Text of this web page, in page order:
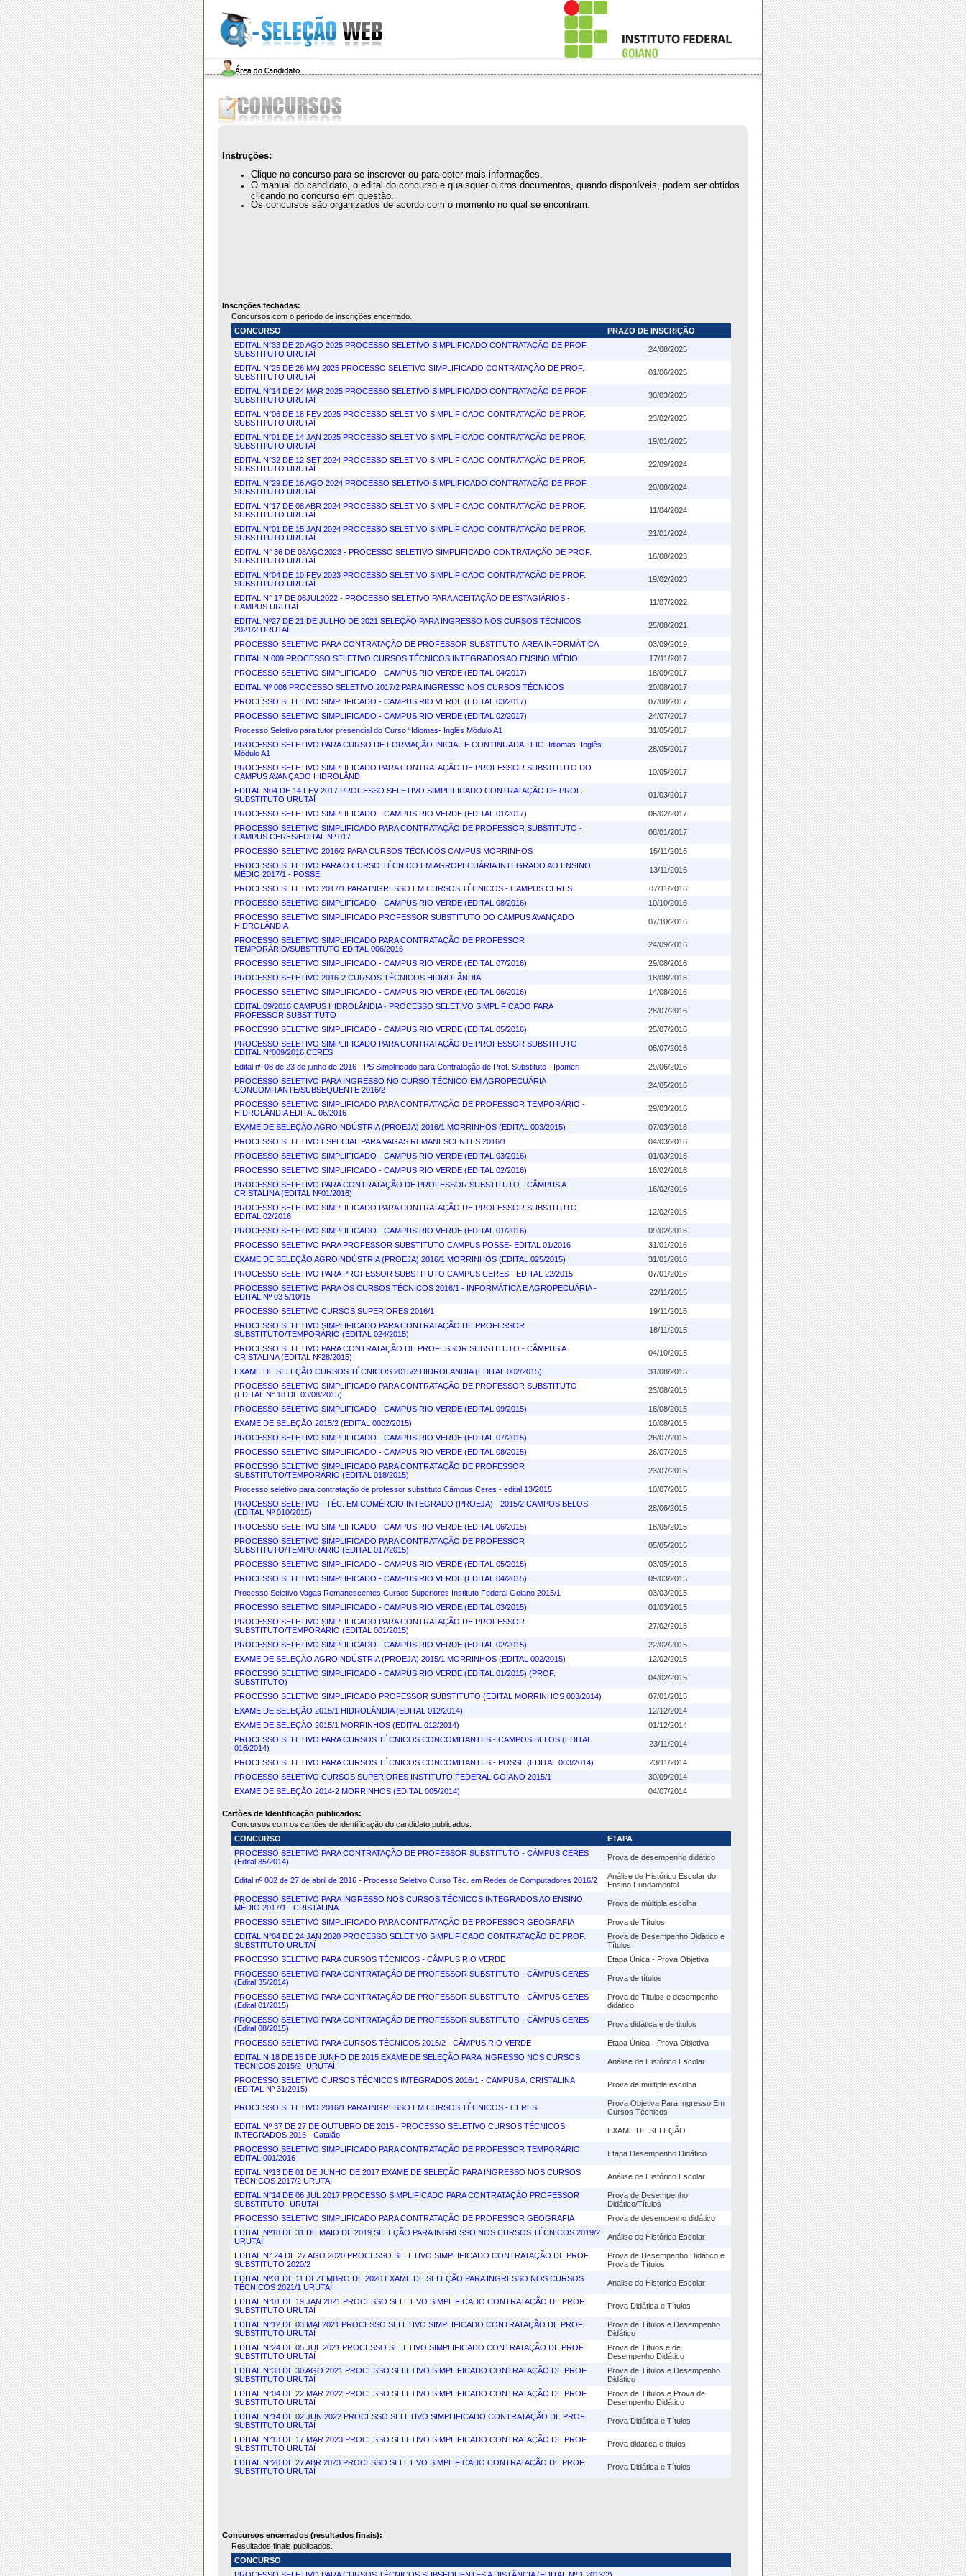
Instruções:
Clique no concurso para se inscrever ou para obter mais informações.
O manual do candidato, o edital do concurso e quaisquer outros documentos, quando disponíveis, podem ser obtidos
clicando no concurso em questão.
Os concursos são organizados de acordo com o momento no qual se encontram.
Inscrições fechadas:
Concursos com o período de inscrições encerrado.
CONCURSO
PRAZO DE INSCRIÇÃO
EDITAL N°33 DE 20 AGO 2025 PROCESSO SELETIVO SIMPLIFICADO CONTRATAÇÃO DE PROF.
SUBSTITUTO URUTAÍ
24/08/2025
EDITAL N°25 DE 26 MAI 2025 PROCESSO SELETIVO SIMPLIFICADO CONTRATAÇÃO DE PROF.
SUBSTITUTO URUTAÍ
01/06/2025
EDITAL N°14 DE 24 MAR 2025 PROCESSO SELETIVO SIMPLIFICADO CONTRATAÇÃO DE PROF.
SUBSTITUTO URUTAÍ
30/03/2025
EDITAL N°06 DE 18 FEV 2025 PROCESSO SELETIVO SIMPLIFICADO CONTRATAÇÃO DE PROF.
SUBSTITUTO URUTAÍ
23/02/2025
EDITAL N°01 DE 14 JAN 2025 PROCESSO SELETIVO SIMPLIFICADO CONTRATAÇÃO DE PROF.
SUBSTITUTO URUTAÍ
19/01/2025
EDITAL N°32 DE 12 SET 2024 PROCESSO SELETIVO SIMPLIFICADO CONTRATAÇÃO DE PROF.
SUBSTITUTO URUTAÍ
22/09/2024
EDITAL N°29 DE 16 AGO 2024 PROCESSO SELETIVO SIMPLIFICADO CONTRATAÇÃO DE PROF.
SUBSTITUTO URUTAÍ
20/08/2024
EDITAL N°17 DE 08 ABR 2024 PROCESSO SELETIVO SIMPLIFICADO CONTRATAÇÃO DE PROF.
SUBSTITUTO URUTAÍ
11/04/2024
EDITAL N°01 DE 15 JAN 2024 PROCESSO SELETIVO SIMPLIFICADO CONTRATAÇÃO DE PROF.
SUBSTITUTO URUTAÍ
21/01/2024
EDITAL N° 36 DE 08AGO2023 - PROCESSO SELETIVO SIMPLIFICADO CONTRATAÇÃO DE PROF.
SUBSTITUTO URUTAÍ
16/08/2023
EDITAL N°04 DE 10 FEV 2023 PROCESSO SELETIVO SIMPLIFICADO CONTRATAÇÃO DE PROF.
SUBSTITUTO URUTAÍ
19/02/2023
EDITAL N° 17 DE 06JUL2022 - PROCESSO SELETIVO PARA ACEITAÇÃO DE ESTAGIÁRIOS -
CAMPUS URUTAÍ
11/07/2022
EDITAL Nº27 DE 21 DE JULHO DE 2021 SELEÇÃO PARA INGRESSO NOS CURSOS TÉCNICOS
2021/2 URUTAÍ
25/08/2021
PROCESSO SELETIVO PARA CONTRATAÇÃO DE PROFESSOR SUBSTITUTO ÁREA INFORMÁTICA
03/09/2019
EDITAL N 009 PROCESSO SELETIVO CURSOS TÉCNICOS INTEGRADOS AO ENSINO MÉDIO
17/11/2017
PROCESSO SELETIVO SIMPLIFICADO - CAMPUS RIO VERDE (EDITAL 04/2017)
18/09/2017
EDITAL Nº 006 PROCESSO SELETIVO 2017/2 PARA INGRESSO NOS CURSOS TÉCNICOS
20/08/2017
PROCESSO SELETIVO SIMPLIFICADO - CAMPUS RIO VERDE (EDITAL 03/2017)
07/08/2017
PROCESSO SELETIVO SIMPLIFICADO - CAMPUS RIO VERDE (EDITAL 02/2017)
24/07/2017
Processo Seletivo para tutor presencial do Curso “Idiomas- Inglês Módulo A1
31/05/2017
PROCESSO SELETIVO PARA CURSO DE FORMAÇÃO INICIAL E CONTINUADA - FIC -Idiomas- Inglês
Módulo A1
28/05/2017
PROCESSO SELETIVO SIMPLIFICADO PARA CONTRATAÇÃO DE PROFESSOR SUBSTITUTO DO
CAMPUS AVANÇADO HIDROLÂND
10/05/2017
EDITAL N04 DE 14 FEV 2017 PROCESSO SELETIVO SIMPLIFICADO CONTRATAÇÃO DE PROF.
SUBSTITUTO URUTAÍ
01/03/2017
PROCESSO SELETIVO SIMPLIFICADO - CAMPUS RIO VERDE (EDITAL 01/2017)
06/02/2017
PROCESSO SELETIVO SIMPLIFICADO PARA CONTRATAÇÃO DE PROFESSOR SUBSTITUTO -
CAMPUS CERES/EDITAL Nº 017
08/01/2017
PROCESSO SELETIVO 2016/2 PARA CURSOS TÉCNICOS CAMPUS MORRINHOS
15/11/2016
PROCESSO SELETIVO PARA O CURSO TÉCNICO EM AGROPECUÁRIA INTEGRADO AO ENSINO
MÉDIO 2017/1 - POSSE
13/11/2016
PROCESSO SELETIVO 2017/1 PARA INGRESSO EM CURSOS TÉCNICOS - CAMPUS CERES
07/11/2016
PROCESSO SELETIVO SIMPLIFICADO - CAMPUS RIO VERDE (EDITAL 08/2016)
10/10/2016
PROCESSO SELETIVO SIMPLIFICADO PROFESSOR SUBSTITUTO DO CAMPUS AVANÇADO
HIDROLÂNDIA
07/10/2016
PROCESSO SELETIVO SIMPLIFICADO PARA CONTRATAÇÃO DE PROFESSOR
TEMPORÁRIO/SUBSTITUTO EDITAL 006/2016
24/09/2016
PROCESSO SELETIVO SIMPLIFICADO - CAMPUS RIO VERDE (EDITAL 07/2016)
29/08/2016
PROCESSO SELETIVO 2016-2 CURSOS TÉCNICOS HIDROLÂNDIA
18/08/2016
PROCESSO SELETIVO SIMPLIFICADO - CAMPUS RIO VERDE (EDITAL 06/2016)
14/08/2016
EDITAL 09/2016 CAMPUS HIDROLÂNDIA - PROCESSO SELETIVO SIMPLIFICADO PARA
PROFESSOR SUBSTITUTO
28/07/2016
PROCESSO SELETIVO SIMPLIFICADO - CAMPUS RIO VERDE (EDITAL 05/2016)
25/07/2016
PROCESSO SELETIVO SIMPLIFICADO PARA CONTRATAÇÃO DE PROFESSOR SUBSTITUTO
EDITAL N°009/2016 CERES
05/07/2016
Edital nº 08 de 23 de junho de 2016 - PS Simplificado para Contratação de Prof. Substituto - Ipameri
29/06/2016
PROCESSO SELETIVO PARA INGRESSO NO CURSO TÉCNICO EM AGROPECUÁRIA
CONCOMITANTE/SUBSEQUENTE 2016/2
24/05/2016
PROCESSO SELETIVO SIMPLIFICADO PARA CONTRATAÇÃO DE PROFESSOR TEMPORÁRIO -
HIDROLÂNDIA EDITAL 06/2016
29/03/2016
EXAME DE SELEÇÃO AGROINDÚSTRIA (PROEJA) 2016/1 MORRINHOS (EDITAL 003/2015)
07/03/2016
PROCESSO SELETIVO ESPECIAL PARA VAGAS REMANESCENTES 2016/1
04/03/2016
PROCESSO SELETIVO SIMPLIFICADO - CAMPUS RIO VERDE (EDITAL 03/2016)
01/03/2016
PROCESSO SELETIVO SIMPLIFICADO - CAMPUS RIO VERDE (EDITAL 02/2016)
16/02/2016
PROCESSO SELETIVO PARA CONTRATAÇÃO DE PROFESSOR SUBSTITUTO - CÂMPUS A.
CRISTALINA (EDITAL Nº01/2016)
16/02/2016
PROCESSO SELETIVO SIMPLIFICADO PARA CONTRATAÇÃO DE PROFESSOR SUBSTITUTO
EDITAL 02/2016
12/02/2016
PROCESSO SELETIVO SIMPLIFICADO - CAMPUS RIO VERDE (EDITAL 01/2016)
09/02/2016
PROCESSO SELETIVO PARA PROFESSOR SUBSTITUTO CAMPUS POSSE- EDITAL 01/2016
31/01/2016
EXAME DE SELEÇÃO AGROINDÚSTRIA (PROEJA) 2016/1 MORRINHOS (EDITAL 025/2015)
31/01/2016
PROCESSO SELETIVO PARA PROFESSOR SUBSTITUTO CAMPUS CERES - EDITAL 22/2015
07/01/2016
PROCESSO SELETIVO PARA OS CURSOS TÉCNICOS 2016/1 - INFORMÁTICA E AGROPECUÁRIA -
EDITAL Nº 03 5/10/15
22/11/2015
PROCESSO SELETIVO CURSOS SUPERIORES 2016/1
19/11/2015
PROCESSO SELETIVO SIMPLIFICADO PARA CONTRATAÇÃO DE PROFESSOR
SUBSTITUTO/TEMPORÁRIO (EDITAL 024/2015)
18/11/2015
PROCESSO SELETIVO PARA CONTRATAÇÃO DE PROFESSOR SUBSTITUTO - CÂMPUS A.
CRISTALINA (EDITAL Nº28/2015)
04/10/2015
EXAME DE SELEÇÃO CURSOS TÉCNICOS 2015/2 HIDROLANDIA (EDITAL 002/2015)
31/08/2015
PROCESSO SELETIVO SIMPLIFICADO PARA CONTRATAÇÃO DE PROFESSOR SUBSTITUTO
(EDITAL N° 18 DE 03/08/2015)
23/08/2015
PROCESSO SELETIVO SIMPLIFICADO - CAMPUS RIO VERDE (EDITAL 09/2015)
16/08/2015
EXAME DE SELEÇÃO 2015/2 (EDITAL 0002/2015)
10/08/2015
PROCESSO SELETIVO SIMPLIFICADO - CAMPUS RIO VERDE (EDITAL 07/2015)
26/07/2015
PROCESSO SELETIVO SIMPLIFICADO - CAMPUS RIO VERDE (EDITAL 08/2015)
26/07/2015
PROCESSO SELETIVO SIMPLIFICADO PARA CONTRATAÇÃO DE PROFESSOR
SUBSTITUTO/TEMPORÁRIO (EDITAL 018/2015)
23/07/2015
Processo seletivo para contratação de professor substituto Câmpus Ceres - edital 13/2015
10/07/2015
PROCESSO SELETIVO - TÉC. EM COMÉRCIO INTEGRADO (PROEJA) - 2015/2 CAMPOS BELOS
(EDITAL Nº 010/2015)
28/06/2015
PROCESSO SELETIVO SIMPLIFICADO - CAMPUS RIO VERDE (EDITAL 06/2015)
18/05/2015
PROCESSO SELETIVO SIMPLIFICADO PARA CONTRATAÇÃO DE PROFESSOR
SUBSTITUTO/TEMPORÁRIO (EDITAL 017/2015)
05/05/2015
PROCESSO SELETIVO SIMPLIFICADO - CAMPUS RIO VERDE (EDITAL 05/2015)
03/05/2015
PROCESSO SELETIVO SIMPLIFICADO - CAMPUS RIO VERDE (EDITAL 04/2015)
09/03/2015
Processo Seletivo Vagas Remanescentes Cursos Superiores Instituto Federal Goiano 2015/1
03/03/2015
PROCESSO SELETIVO SIMPLIFICADO - CAMPUS RIO VERDE (EDITAL 03/2015)
01/03/2015
PROCESSO SELETIVO SIMPLIFICADO PARA CONTRATAÇÃO DE PROFESSOR
SUBSTITUTO/TEMPORÁRIO (EDITAL 001/2015)
27/02/2015
PROCESSO SELETIVO SIMPLIFICADO - CAMPUS RIO VERDE (EDITAL 02/2015)
22/02/2015
EXAME DE SELEÇÃO AGROINDÚSTRIA (PROEJA) 2015/1 MORRINHOS (EDITAL 002/2015)
12/02/2015
PROCESSO SELETIVO SIMPLIFICADO - CAMPUS RIO VERDE (EDITAL 01/2015) (PROF.
SUBSTITUTO)
04/02/2015
PROCESSO SELETIVO SIMPLIFICADO PROFESSOR SUBSTITUTO (EDITAL MORRINHOS 003/2014)
07/01/2015
EXAME DE SELEÇÃO 2015/1 HIDROLÂNDIA (EDITAL 012/2014)
12/12/2014
EXAME DE SELEÇÃO 2015/1 MORRINHOS (EDITAL 012/2014)
01/12/2014
PROCESSO SELETIVO PARA CURSOS TÉCNICOS CONCOMITANTES - CAMPOS BELOS (EDITAL
016/2014)
23/11/2014
PROCESSO SELETIVO PARA CURSOS TÉCNICOS CONCOMITANTES - POSSE (EDITAL 003/2014)
23/11/2014
PROCESSO SELETIVO CURSOS SUPERIORES INSTITUTO FEDERAL GOIANO 2015/1
30/09/2014
EXAME DE SELEÇÃO 2014-2 MORRINHOS (EDITAL 005/2014)
04/07/2014
Cartões de Identificação publicados:
Concursos com os cartões de identificação do candidato publicados.
CONCURSO
ETAPA
PROCESSO SELETIVO PARA CONTRATAÇÃO DE PROFESSOR SUBSTITUTO - CÂMPUS CERES
(Edital 35/2014)
Prova de desempenho didático
Edital nº 002 de 27 de abril de 2016 - Processo Seletivo Curso Téc. em Redes de Computadores 2016/2
Análise de Histórico Escolar do
Ensino Fundamental
PROCESSO SELETIVO PARA INGRESSO NOS CURSOS TÉCNICOS INTEGRADOS AO ENSINO
MÉDIO 2017/1 - CRISTALINA
Prova de múltipla escolha
PROCESSO SELETIVO SIMPLIFICADO PARA CONTRATAÇÃO DE PROFESSOR GEOGRAFIA
Prova de Títulos
EDITAL N°04 DE 24 JAN 2020 PROCESSO SELETIVO SIMPLIFICADO CONTRATAÇÃO DE PROF.
SUBSTITUTO URUTAÍ
Prova de Desempenho Didático e
Títulos
PROCESSO SELETIVO PARA CURSOS TÉCNICOS - CÂMPUS RIO VERDE
Etapa Única - Prova Objetiva
PROCESSO SELETIVO PARA CONTRATAÇÃO DE PROFESSOR SUBSTITUTO - CÂMPUS CERES
(Edital 35/2014)
Prova de títulos
PROCESSO SELETIVO PARA CONTRATAÇÃO DE PROFESSOR SUBSTITUTO - CÂMPUS CERES
(Edital 01/2015)
Prova de Titulos e desempenho
didático
PROCESSO SELETIVO PARA CONTRATAÇÃO DE PROFESSOR SUBSTITUTO - CÂMPUS CERES
(Edital 08/2015)
Prova didática e de titulos
PROCESSO SELETIVO PARA CURSOS TÉCNICOS 2015/2 - CÂMPUS RIO VERDE
Etapa Única - Prova Objetiva
EDITAL N.18 DE 15 DE JUNHO DE 2015 EXAME DE SELEÇÃO PARA INGRESSO NOS CURSOS
TECNICOS 2015/2- URUTAÍ
Análise de Histórico Escolar
PROCESSO SELETIVO CURSOS TÉCNICOS INTEGRADOS 2016/1 - CAMPUS A. CRISTALINA
(EDITAL Nº 31/2015)
Prova de múltipla escolha
PROCESSO SELETIVO 2016/1 PARA INGRESSO EM CURSOS TÉCNICOS - CERES
Prova Objetiva Para Ingresso Em
Cursos Técnicos
EDITAL Nº 37 DE 27 DE OUTUBRO DE 2015 - PROCESSO SELETIVO CURSOS TÉCNICOS
INTEGRADOS 2016 - Catalão
EXAME DE SELEÇÃO
PROCESSO SELETIVO SIMPLIFICADO PARA CONTRATAÇÃO DE PROFESSOR TEMPORÁRIO
EDITAL 001/2016
Etapa Desempenho Didático
EDITAL Nº13 DE 01 DE JUNHO DE 2017 EXAME DE SELEÇÃO PARA INGRESSO NOS CURSOS
TÉCNICOS 2017/2 URUTAÍ
Análise de Histórico Escolar
EDITAL N°14 DE 06 JUL 2017 PROCESSO SIMPLIFICADO PARA CONTRATAÇÃO PROFESSOR
SUBSTITUTO- URUTAI
Prova de Desempenho
Didático/Títulos
PROCESSO SELETIVO SIMPLIFICADO PARA CONTRATAÇÃO DE PROFESSOR GEOGRAFIA
Prova de desempenho didático
EDITAL Nº18 DE 31 DE MAIO DE 2019 SELEÇÃO PARA INGRESSO NOS CURSOS TÉCNICOS 2019/2
URUTAÍ
Análise de Histórico Escolar
EDITAL N° 24 DE 27 AGO 2020 PROCESSO SELETIVO SIMPLIFICADO CONTRATAÇÃO DE PROF
SUBSTITUTO 2020/2
Prova de Desempenho Didático e
Prova de Títulos
EDITAL Nº31 DE 11 DEZEMBRO DE 2020 EXAME DE SELEÇÃO PARA INGRESSO NOS CURSOS
TÉCNICOS 2021/1 URUTAÍ
Analise do Historico Escolar
EDITAL N°01 DE 19 JAN 2021 PROCESSO SELETIVO SIMPLIFICADO CONTRATAÇÃO DE PROF.
SUBSTITUTO URUTAÍ
Prova Didática e Títulos
EDITAL N°12 DE 03 MAI 2021 PROCESSO SELETIVO SIMPLIFICADO CONTRATAÇÃO DE PROF.
SUBSTITUTO URUTAÍ
Prova de Títulos e Desempenho
Didático
EDITAL N°24 DE 05 JUL 2021 PROCESSO SELETIVO SIMPLIFICADO CONTRATAÇÃO DE PROF.
SUBSTITUTO URUTAÍ
Prova de Títuos e de
Desempenho Didático
EDITAL N°33 DE 30 AGO 2021 PROCESSO SELETIVO SIMPLIFICADO CONTRATAÇÃO DE PROF.
SUBSTITUTO URUTAÍ
Prova de Títulos e Desempenho
Didático
EDITAL N°04 DE 22 MAR 2022 PROCESSO SELETIVO SIMPLIFICADO CONTRATAÇÃO DE PROF.
SUBSTITUTO URUTAÍ
Prova de Títulos e Prova de
Desempenho Didático
EDITAL N°14 DE 02 JUN 2022 PROCESSO SELETIVO SIMPLIFICADO CONTRATAÇÃO DE PROF.
SUBSTITUTO URUTAÍ
Prova Didática e Títulos
EDITAL N°13 DE 17 MAR 2023 PROCESSO SELETIVO SIMPLIFICADO CONTRATAÇÃO DE PROF.
SUBSTITUTO URUTAÍ
Prova didatica e titulos
EDITAL N°20 DE 27 ABR 2023 PROCESSO SELETIVO SIMPLIFICADO CONTRATAÇÃO DE PROF.
SUBSTITUTO URUTAÍ
Prova Didática e Títulos
Concursos encerrados (resultados finais):
Resultados finais publicados.
CONCURSO